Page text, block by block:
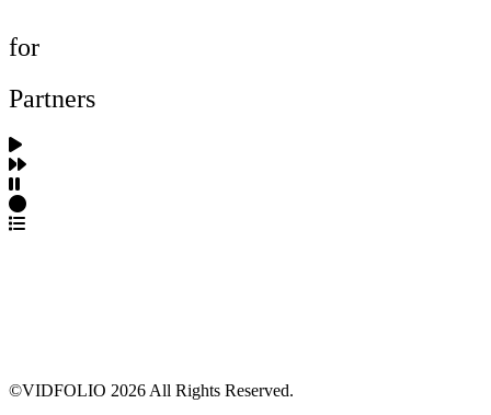
for
Partners
©VIDFOLIO 2026 All Rights Reserved.